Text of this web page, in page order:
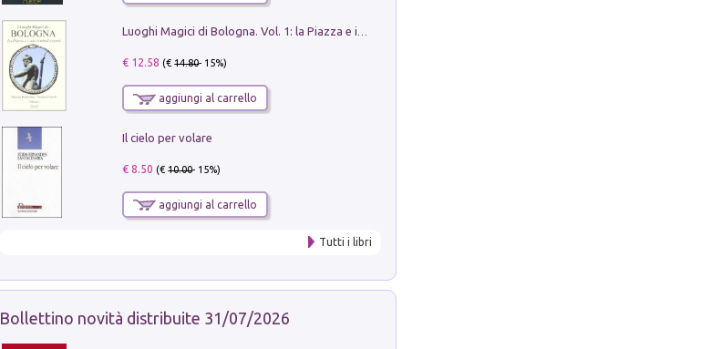
€ 12.58 (€14.80- 15%)
aggiungi al carrello
Il cielo per volare
€ 8.50 (€10.00- 15%)
aggiungi al carrello
Tutti i libri
Bollettino novità distribuite 31/07/2026